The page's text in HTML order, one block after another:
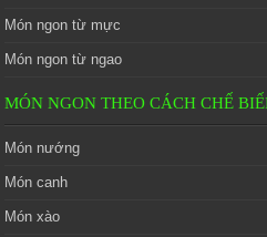
Món ngon từ mực
Món ngon từ ngao
MÓN NGON THEO CÁCH CHẾ
Món nướng
Món canh
Món xào